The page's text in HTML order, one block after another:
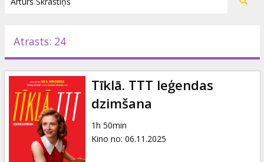
Pasākumi
Ziņas
Dāvanu
kartes
Atrasts: 24
Tīklā. TTT leģendas
dzimšana
1h 50min
Kino no: 06.11.2025